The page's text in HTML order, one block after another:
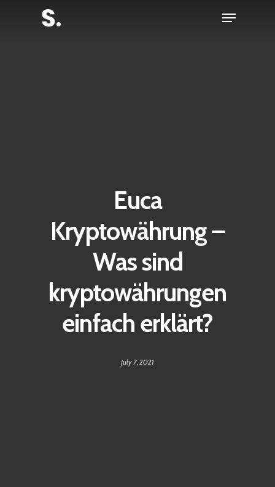
Menu
Euca
Kryptowährung –
Was sind
kryptowährungen
einfach erklärt?
July 7, 2021